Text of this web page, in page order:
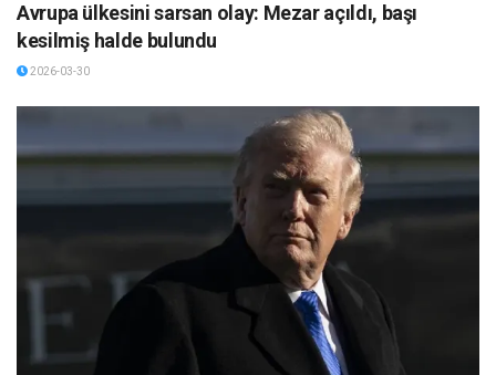
Avrupa ülkesini sarsan olay: Mezar açıldı, başı
kesilmiş halde bulundu
2026-03-30